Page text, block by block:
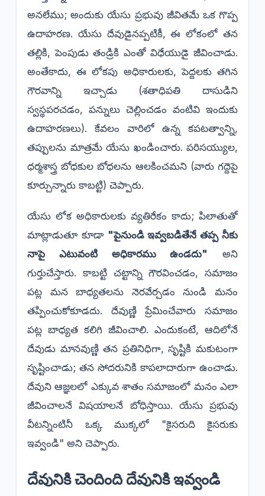
అనలేము; అందుకు యేసు ప్రభువు జీవితమే ఒక గొప్ప
ఉదాహరణ. యేసు దేవుడైనప్పటికీ, ఈ లోకంలో తన
తల్లికి, పెంపుడు తండ్రికి ఎంతో విధేయుడై జీవించాడు.
అంతేకాదు, ఈ లోకపు అధికారులకు, పెద్దలకు తగిన
గౌరవాన్ని ఇచ్చాడు (శతాధిపతి దాసుడిని
స్వస్థపరచడం, పన్నులు చెల్లించడం వంటివి ఇందుకు
ఉదాహరణలు). కేవలం వారిలో ఉన్న కపటత్వాన్ని,
తప్పులను మాత్రమే యేసు ఖండించారు. పరిసయ్యుల,
ధర్మశాస్త్ర బోధకుల బోధలను ఆలకించమని (వారు గద్దెపై
కూర్చున్నారు కాబట్టి) చెప్పారు.
​యేసు లోక అధికారులకు వ్యతిరేకం కాదు; పిలాతుతో
మాట్లాడుతూ కూడా "పైనుండి ఇవ్వబడితేనే తప్ప నీకు
నాపై ఎటువంటి అధికారము ఉండదు"
అని
గుర్తుచేస్తారు. కాబట్టి చట్టాన్ని గౌరవించడం, సమాజం
పట్ల మన బాధ్యతలను నెరవేర్చడం నుండి మనం
తప్పించుకోకూడదు. దేవుణ్ణి ప్రేమించేవారు సమాజం
పట్ల బాధ్యత కలిగి జీవించాలి. ఎందుకంటే, ఆదిలోనే
దేవుడు మానవుణ్ణి తన ప్రతినిధిగా, సృష్టికి మకుటంగా
సృష్టించాడు; తన సోదరునికి కాపలాదారుగా ఉంచాడు.
దేవుని ఆజ్ఞలలో ఎక్కువ శాతం సమాజంలో మనం ఎలా
జీవించాలనే విషయాలనే బోధిస్తాయి. యేసు ప్రభువు
వీటన్నింటినీ ఒక్క ముక్కలో "కైసరుది కైసరుకు
ఇవ్వండి" అని చెప్పారు.
​దేవునికి చెందింది దేవునికి ఇవ్వండి